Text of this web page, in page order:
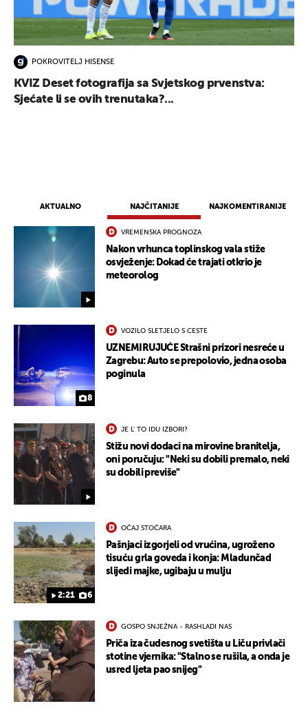
AKTUALNO NAJČITANIJE NAJKOMENTIRANIJE
VREMENSKA PROGNOZA
Nakon vrhunca toplinskog vala stiže
osvježenje: Dokad će trajati otkrio je
meteorolog
8
VOZILO SLETJELO S CESTE
UZNEMIRUJUĆE Strašni prizori nesreće u
Zagrebu: Auto se prepolovio, jedna osoba
poginula
JE L' TO IDU IZBORI?
Stižu novi dodaci na mirovine branitelja,
oni poručuju: "Neki su dobili premalo, neki
su dobili previše"
2:21 6
OČAJ STOČARA
Pašnjaci izgorjeli od vrućina, ugroženo
tisuću grla goveda i konja: Mladunčad
slijedi majke, ugibaju u mulju
GOSPO SNJEŽNA - RASHLADI NAS
Priča iza čudesnog svetišta u Liču privlači
stotine vjernika: "Stalno se rušila, a onda je
usred ljeta pao snijeg"
POKROVITELJ HISENSE
KVIZ Deset fotografija sa Svjetskog prvenstva:
Sjećate li se ovih trenutaka?...